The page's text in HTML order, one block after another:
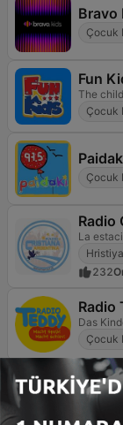
Bravo
Çocuk
Fun
The
Çocuk
Çocuk
Radio
La
232
Radio
Das
Çocuk
RMF